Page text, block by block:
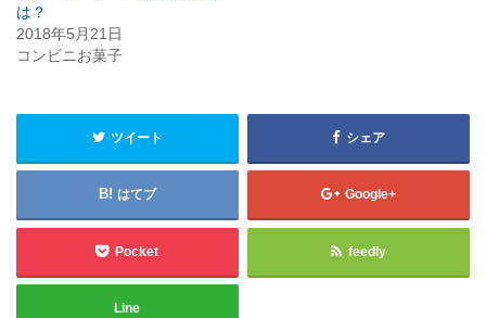
は？
2018年5月21日
コンビニお菓子
ツイート シェア
はてブ Google+
Pocket feedly
Line